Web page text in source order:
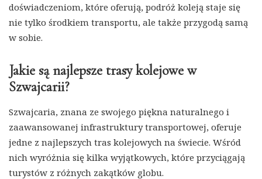
doświadczeniom, które oferują, podróż koleją staje się
nie tylko środkiem transportu, ale także przygodą samą
w sobie.
Jakie są najlepsze trasy kolejowe w
Szwajcarii?
Szwajcaria, znana ze swojego piękna naturalnego i
zaawansowanej infrastruktury transportowej, oferuje
jedne z najlepszych tras kolejowych na świecie. Wśród
nich wyróżnia się kilka wyjątkowych, które przyciągają
turystów z różnych zakątków globu.